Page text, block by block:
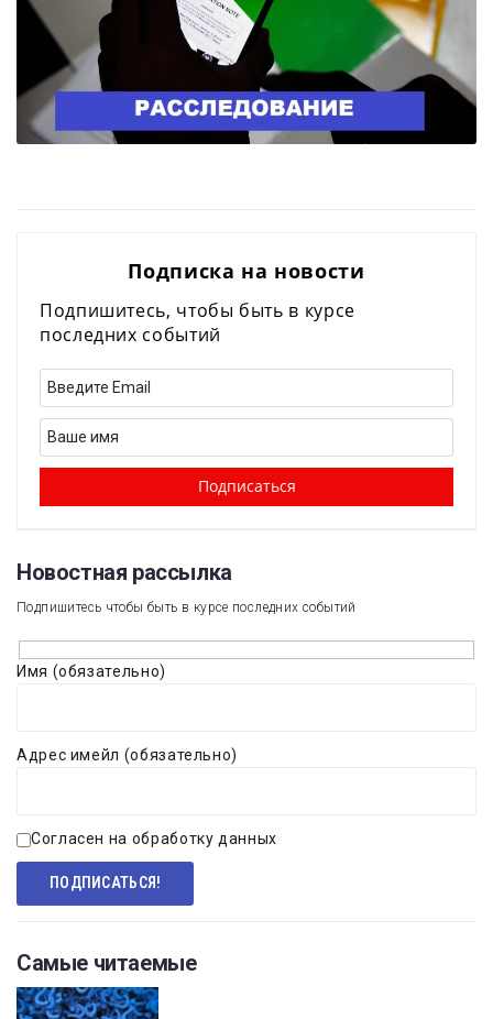
Подписка на новости
Подпишитесь, чтобы быть в курсе
последних событий
Новостная рассылка​
Подпишитесь чтобы быть в курсе последних событий
Имя (обязательно)
Адрес имейл (обязательно)
Согласен на обработку данных
Самые читаемые